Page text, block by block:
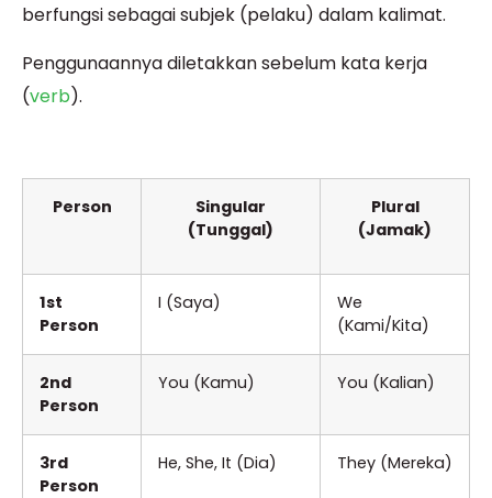
berfungsi sebagai subjek (pelaku) dalam kalimat.
Penggunaannya diletakkan sebelum kata kerja
(verb).
Person
Singular
(Tunggal)
Plural
(Jamak)
1st
Person
I (Saya)
We
(Kami/Kita)
2nd
Person
You (Kamu) You (Kalian)
3rd
Person
He, She, It (Dia) They (Mereka)